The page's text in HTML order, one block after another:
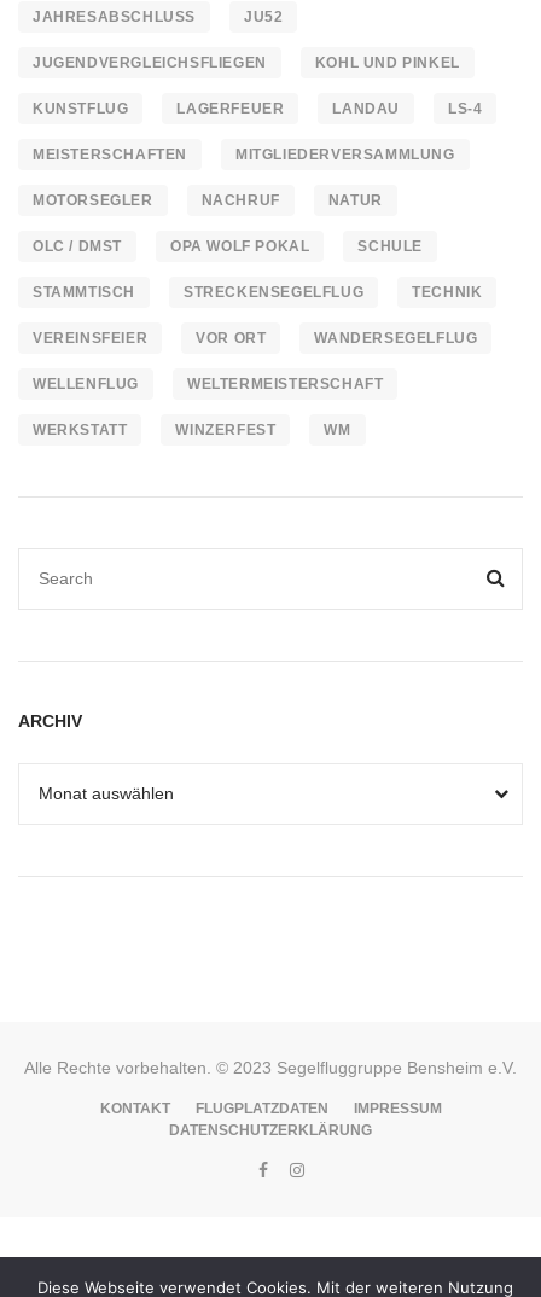
JAHRESABSCHLUSS JU52
JUGENDVERGLEICHSFLIEGEN KOHL UND PINKEL
KUNSTFLUG LAGERFEUER LANDAU LS-4
MEISTERSCHAFTEN MITGLIEDERVERSAMMLUNG
MOTORSEGLER NACHRUF NATUR
OLC / DMST OPA WOLF POKAL SCHULE
STAMMTISCH STRECKENSEGELFLUG TECHNIK
VEREINSFEIER VOR ORT WANDERSEGELFLUG
WELLENFLUG WELTERMEISTERSCHAFT
WERKSTATT WINZERFEST WM
ARCHIV
Alle Rechte vorbehalten. © 2023 Segelfluggruppe Bensheim e.V.
KONTAKT FLUGPLATZDATEN
IMPRESSUM
DATENSCHUTZERKLÄRUNG
Diese Webseite verwendet Cookies. Mit der weiteren Nutzung